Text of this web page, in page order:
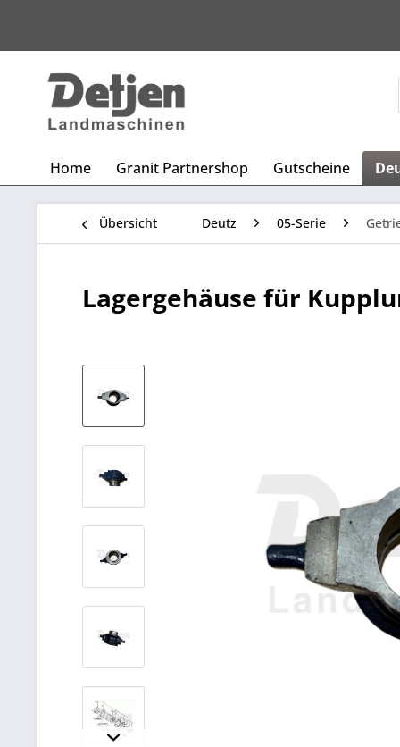
Home Granit Partnershop Gutscheine
Übersicht Deutz 05-Serie
Lagergehäuse für